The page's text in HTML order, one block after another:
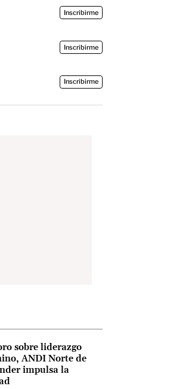
Inscribirme
Inscribirme
Inscribirme
sobre liderazgo
ANDI Norte de
impulsa la